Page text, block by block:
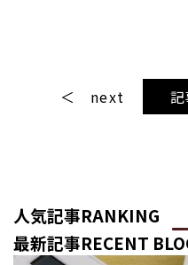
next
人気記事RANKING
最新記事RECENT